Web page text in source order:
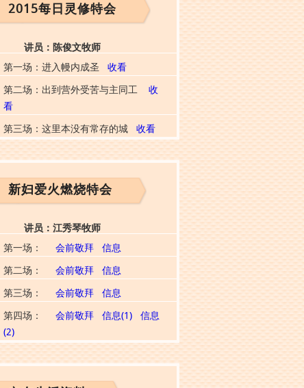
2015每日灵修特会
讲员：陈俊文牧师
第一场：进入幔内成圣 收看
第二场：出到营外受苦与主同工 收
看
第三场：这里本没有常存的城 收看
新妇爱火燃烧特会
讲员：江秀琴牧师
第一场： 会前敬拜
信息
第二场： 会前敬拜
信息
第三场： 会前敬拜
信息
第四场： 会前敬拜 信息(1)
信息
(2)